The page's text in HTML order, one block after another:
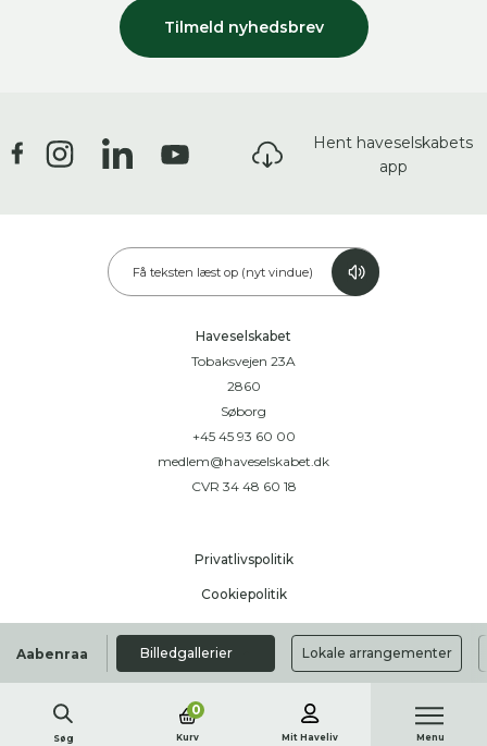
Søg
0
Kurv Mit Haveliv Menu
Aabenraa Lokale arrangementer
Billedgallerier
Tilmeld nyhedsbrev
Hent haveselskabets
app
Få teksten læst op (nyt vindue)
Haveselskabet
Tobaksvejen 23A
2860
Søborg
+45 45 93 60 00
medlem@haveselskabet.dk
CVR 34 48 60 18
Privatlivspolitik
Cookiepolitik